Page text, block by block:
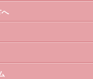
へ